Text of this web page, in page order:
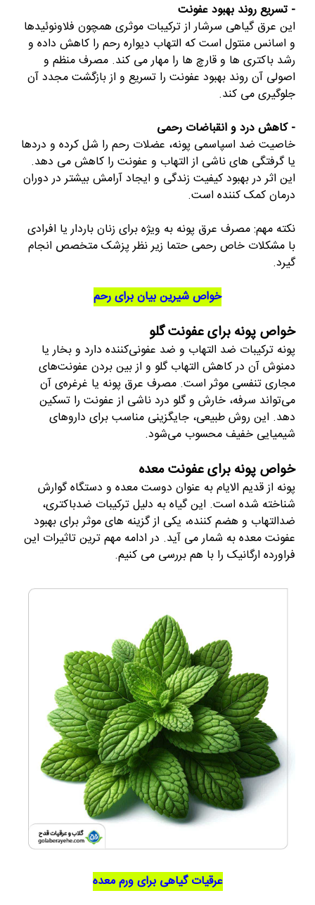
- تسریع روند بهبود عفونت
این عرق گیاهی سرشار از ترکیبات موثری همچون فلاونوئیدها
و اسانس منتول است که التهاب دیواره رحم را کاهش داده و
رشد باکتری ها و قارچ ها را مهار می کند. مصرف منظم و
اصولی آن روند بهبود عفونت را تسریع و از بازگشت مجدد آن
جلوگیری می کند.
- کاهش درد و انقباضات رحمی
خاصیت ضد اسپاسمی پونه، عضلات رحم را شل کرده و دردها
یا گرفتگی های ناشی از التهاب و عفونت را کاهش می دهد.
این اثر در بهبود کیفیت زندگی و ایجاد آرامش بیشتر در دوران
درمان کمک کننده است.
نکته مهم: مصرف عرق پونه به ویژه برای زنان باردار یا افرادی
با مشکلات خاص رحمی حتما زیر نظر پزشک متخصص انجام
گیرد.
خواص شیرین بیان برای رحم
خواص پونه برای عفونت گلو
پونه ترکیبات ضد التهاب و ضد عفونی‌کننده دارد و بخار یا
دمنوش آن در کاهش التهاب گلو و از بین بردن عفونت‌های
مجاری تنفسی موثر است. مصرف عرق پونه یا غرغره‌ی آن
می‌تواند سرفه، خارش و گلو درد ناشی از عفونت را تسکین
دهد. این روش طبیعی، جایگزینی مناسب برای داروهای
شیمیایی خفیف محسوب می‌شود.
خواص پونه برای عفونت معده
پونه از قدیم الایام به عنوان دوست معده و دستگاه گوارش
شناخته شده است. این گیاه به دلیل ترکیبات ضدباکتری،
ضدالتهاب و هضم کننده، یکی از گزینه های موثر برای بهبود
عفونت معده به شمار می آید. در ادامه مهم ترین تاثیرات این
فراورده ارگانیک را با هم بررسی می کنیم.
عرقیات گیاهی برای ورم معده